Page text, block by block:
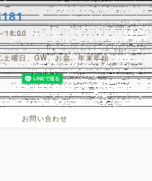
18:00
土曜日、GW、お盆、年末年始
お問い合わせ